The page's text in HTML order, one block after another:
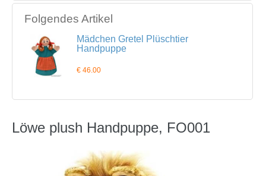
Folgendes Artikel
Mädchen Gretel Plüschtier
Handpuppe
€ 46.00
Löwe plush Handpuppe, FO001